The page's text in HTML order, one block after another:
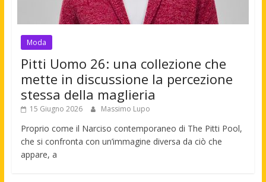
Moda
Pitti Uomo 26: una collezione che
mette in discussione la percezione
stessa della maglieria
15 Giugno 2026 Massimo Lupo
Proprio come il Narciso contemporaneo di The Pitti Pool,
che si confronta con un’immagine diversa da ciò che
appare, a